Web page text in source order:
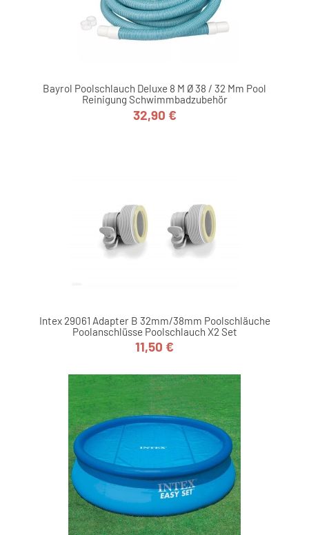
Bayrol Poolschlauch Deluxe 8 M Ø 38 / 32 Mm Pool
Reinigung Schwimmbadzubehör
Preis
32,90 €
Intex 29061 Adapter B 32mm/38mm Poolschläuche
Poolanschlüsse Poolschlauch X2 Set
Preis
11,50 €